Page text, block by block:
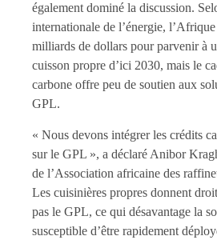
également dominé la discussion.
internationale de l’énergie,
milliards de dollars pour parvenir à
cuisson propre d’ici 2030, mais le
carbone offre peu de soutien aux
GPL.
« Nous devons intégrer les crédits
sur le GPL », a déclaré Anibor
de l’Association africaine des
Les cuisinières propres donnent
pas le GPL, ce qui désavantage la
susceptible d’être rapidement